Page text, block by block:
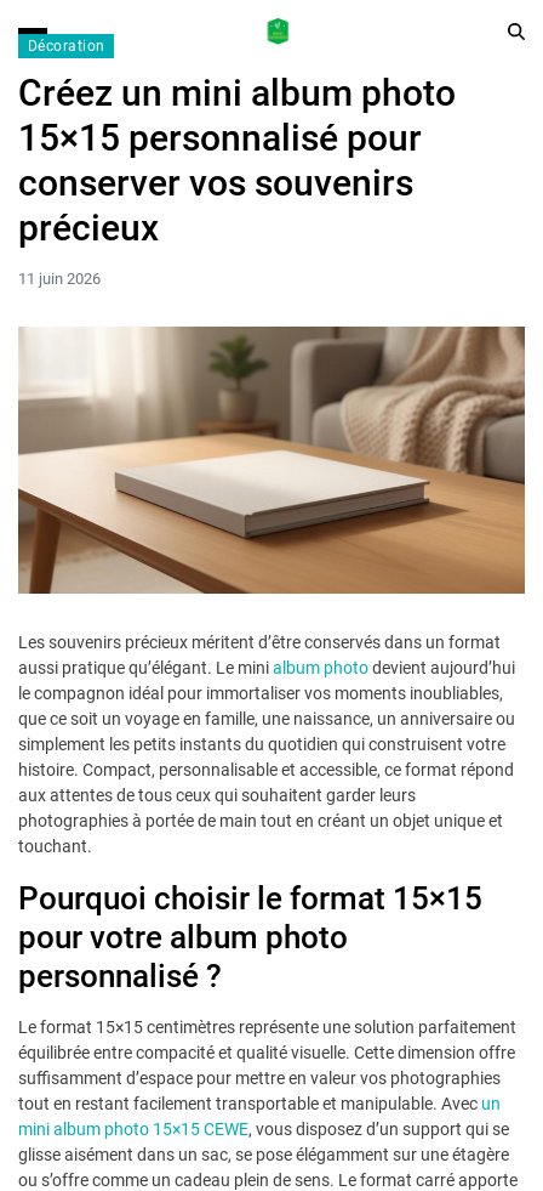
Décoration
Créez un mini album photo
15×15 personnalisé pour
conserver vos souvenirs
précieux
11 juin 2026
Les souvenirs précieux méritent d’être conservés dans un format
aussi pratique qu’élégant. Le minialbum photodevient aujourd’hui
le compagnon idéal pour immortaliser vos moments inoubliables,
que ce soit un voyage en famille, une naissance, un anniversaire ou
simplement les petits instants du quotidien qui construisent votre
histoire. Compact, personnalisable et accessible, ce format répond
aux attentes de tous ceux qui souhaitent garder leurs
photographies à portée de main tout en créant un objet unique et
touchant.
Pourquoi choisir le format 15×15
pour votre album photo
personnalisé ?
Le format 15×15 centimètres représente une solution parfaitement
équilibrée entre compacité et qualité visuelle. Cette dimension offre
suffisamment d’espace pour mettre en valeur vos photographies
tout en restant facilement transportable et manipulable. Avec un
mini album photo 15×15 CEWE, vous disposez d’un support qui se
glisse aisément dans un sac, se pose élégamment sur une étagère
ou s’offre comme un cadeau plein de sens. Le format carré apporte